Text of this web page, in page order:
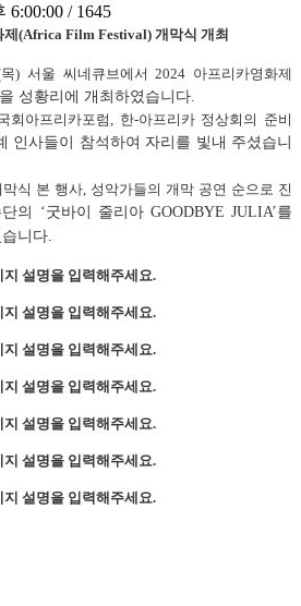
6:00:00 / 1645
제(Africa Film Festival) 개막식 개최
) 서울 씨네큐브에서 2024 아프리카영화제
성황리에 개최하였습니다.
회아프리카포럼, 한-아프리카 정상회의 준비
인사들이 참석하여 자리를 빛내 주셨습니
식 본 행사, 성악가들의 개막 공연 순으로 진
의 ‘굿바이 줄리아 GOODBYE JULIA’를
니다.